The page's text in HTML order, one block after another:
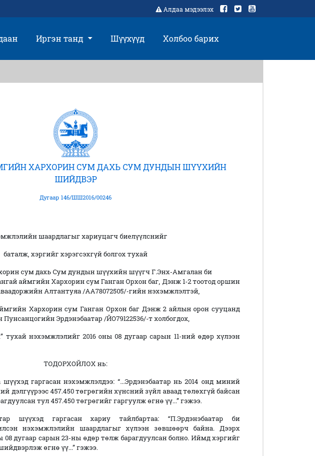
Алдаа мэдээлэх
Иргэн танд Шүүхүүд Холбоо барих
ХАРХОРИН СУМ ДАХЬ СУМ ДУНДЫН ШҮҮХИЙН
ШИЙДВЭР
Дугаар 146/ШШ2016/00246
шаардлагыг хариуцагч биелүүлснийг
баталж, хэргийг хэрэгсэхгүй болгох тухай
сум дахь Сум дундын шүүхийн шүүгч Г.Энх-Амгалан би
аймгийн Хархорин сум Ганган Орхон баг, Дэнж 1-2 тоотод оршин
Алтантуяа /АА78072505/-гийн нэхэмжлэлтэй,
Хархорин сум Ганган Орхон баг Дэнж 2 айлын орон сууцанд
Эрдэнэбаатар /ЙО79122536/-т холбогдох,
тухай нэхэмжлэлийг 2016 оны 08 дугаар сарын 11-ний өдөр хүлээн
ТОДОРХОЙЛОХ нь:
гаргасан нэхэмжлэлдээ: “...Эрдэнэбаатар нь 2014 онд миний
дэлгүүрээс 457.450 төгрөгийн хүнсний зүйл аваад төлөхгүй байсан
тул 457.450 төгрөгийг гаргуулж өгнө үү...” гэжээ.
шүүхэд гаргасан хариу тайлбартаа: “П.Эрдэнэбаатар би
нэхэмжлэлийн шаардлагыг хүлээн зөвшөөрч байна. Дээрх
08 дугаар сарын 23-ны өдөр төлж барагдуулсан болно. Иймд хэргийг
өгнө үү...” гэжээ.